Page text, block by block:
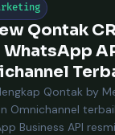
Qontak
Qontak by
Omnichannel
Business API